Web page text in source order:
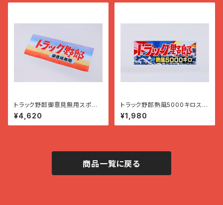
トラック野郎御意見無用スポー
ツタオル
¥4,620
トラック野郎熱風5000キロステ
ッカー
¥1,980
商品一覧に戻る